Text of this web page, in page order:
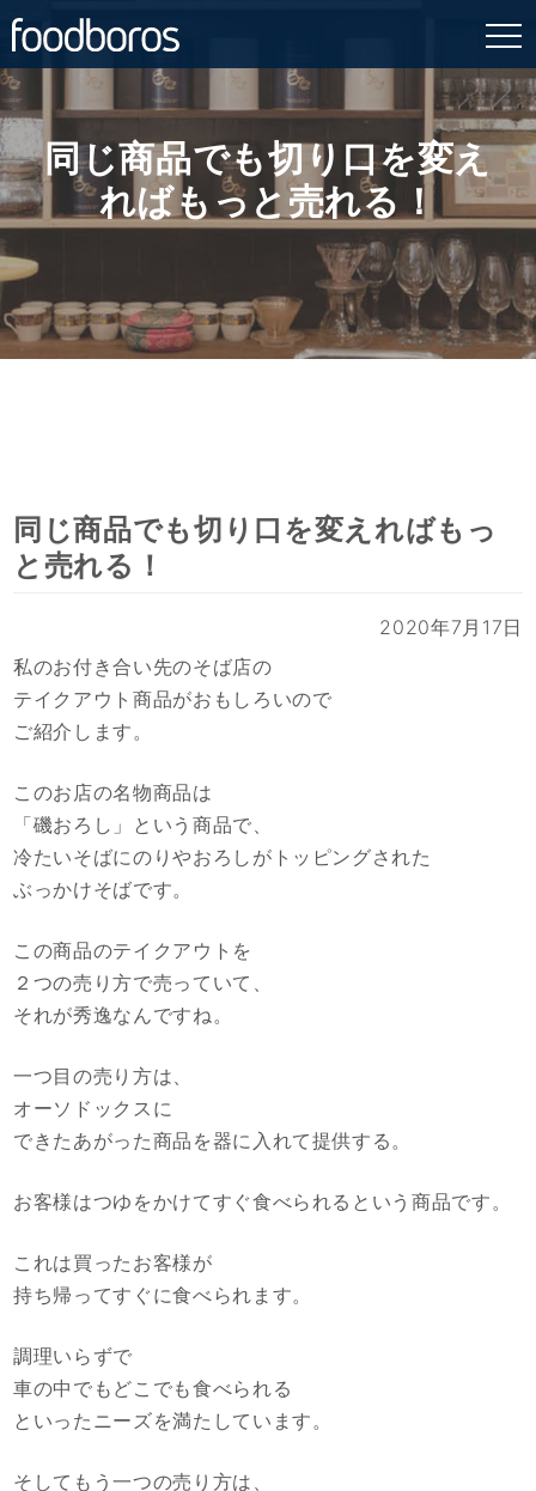
Skip
to
content
同じ商品でも切り口を変え
ればもっと売れる！
同じ商品でも切り口を変えればもっ
と売れる！
2020年7月17日
私のお付き合い先のそば店の
テイクアウト商品がおもしろいので
ご紹介します。
このお店の名物商品は
「磯おろし」という商品で、
冷たいそばにのりやおろしがトッピングされた
ぶっかけそばです。
この商品のテイクアウトを
２つの売り方で売っていて、
それが秀逸なんですね。
一つ目の売り方は、
オーソドックスに
できたあがった商品を器に入れて提供する。
お客様はつゆをかけてすぐ食べられるという商品です。
これは買ったお客様が
持ち帰ってすぐに食べられます。
調理いらずで
車の中でもどこでも食べられる
といったニーズを満たしています。
そしてもう一つの売り方は、